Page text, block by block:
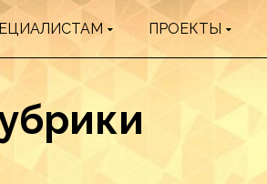
ПРОЕКТЫ